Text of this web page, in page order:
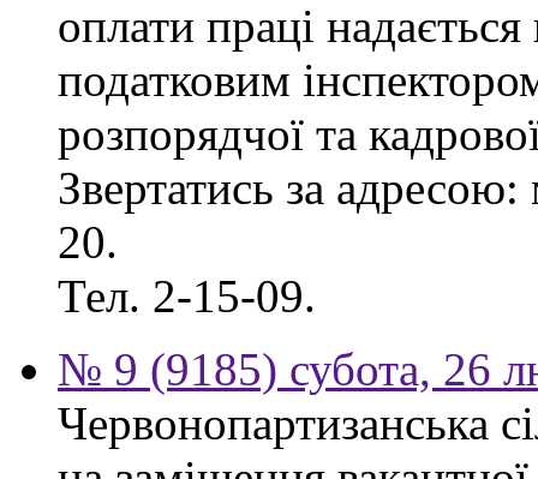
оплати праці
податковим
розпорядчої та
Звертатись за
20.
Тел. 2-15-09.
№ 9 (9185) субота, 26
Червонопартизанська